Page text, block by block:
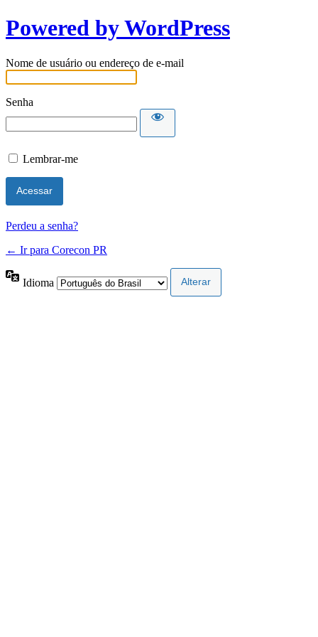
Powered by WordPress
Nome de usuário ou endereço de e-mail
Senha
Lembrar-me
Perdeu a senha?
← Ir para Corecon PR
Idioma